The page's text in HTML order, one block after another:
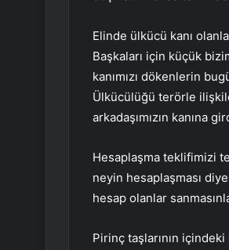
Elinde ülkücü kanı
Başkaları için küçük
kanımızı dökenlerin
Ülkücülüğü terörle
arkadaşımızın kanına
Hesaplaşma teklifimizi
neyin hesaplaşması
hesap olanlar
Pirinç taşlarının içindeki